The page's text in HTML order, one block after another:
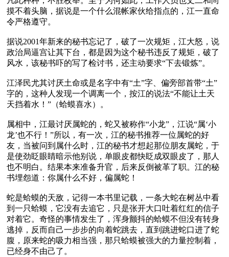
摸不着头脑，据说是一个什么混帐家伙给指点的，江一直命
令严格遵守。
据说2001年新来的秘书忘记了，破了一次规矩，江大怒，说
政治局逼宫让其下台，都是因为这个秘书违反了规矩，破了
风水，该秘书吓的写了检讨书，还主动要求“下去锻炼”。
江泽民尤其讨厌土命或是名字中有“土”字、偏旁部首带“土”
字的，这种人发现一个调离一个，按江的说法“不能让土天
天挡着水！”（蛤蟆喜水）。
属相中，江最讨厌属蛇的，蛇又被称作“小龙”，江说“属‘小
龙’也不行！”所以，有一次，江的秘书推荐一位属蛇的好
友，当被问到属什么时，江的秘书才想起那位朋友属蛇，于
是使劲眨眼睛暗示他别说，单眼皮都快眨成双眼皮了，那人
也不明白。结果本来准备升官，后来反倒被革了职。江的秘
书埋怨道：你属什么不好，偏属蛇！
蛇是蛤蟆的天敌，记得一本书里记载，一条大蛇在树丛中看
到一只蛤蟆，它没有去追它，只是张开大口吐着红红的信子
对着它。奇怪的事情发生了，浑身颤抖的蛤蟆不但没有转身
逃掉，反而自己一步步的向着蛇跳去，直到跳进蛇口进了蛇
腹，原来蛇的吸力相当强，那只蛤蟆被强大的力量控制着，
已经身不由己了。